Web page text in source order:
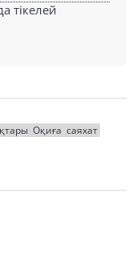
тікелей
Оқиға саяхат